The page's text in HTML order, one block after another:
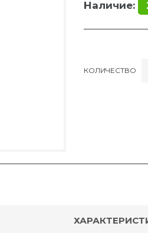
Наличие:
КОЛИЧЕСТВО